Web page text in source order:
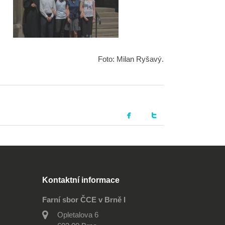
Foto: Milan Ryšavý.
Kontaktní informace
Farní sbor ČCE v Brně I
Opletalova 6